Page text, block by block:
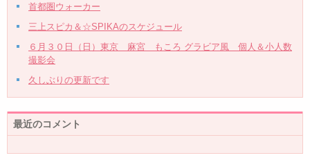
首都圏ウォーカー
三上スピカ＆☆SPIKAのスケジュール
６月３０日（日）東京 麻宮 もころ グラビア風 個人＆小人数
撮影会
久しぶりの更新です
最近のコメント